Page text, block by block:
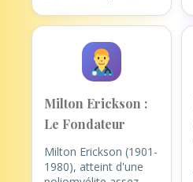
Intérieur Profond
Gestion du stress,
tensions, ruminations
Reprenez le
Contrôle de vos
Angoisses, peurs,
anxiété
Milton Erickson :
Le Fondateur
Milton Erickson (1901-
1980), atteint d'une